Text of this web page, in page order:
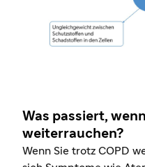
Was passiert,
weiterrauchen?
Wenn Sie trotz COPD